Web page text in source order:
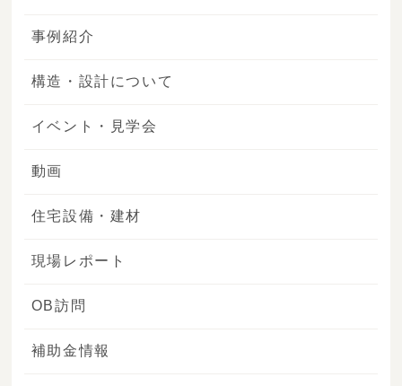
事例紹介
構造・設計について
イベント・見学会
動画
住宅設備・建材
現場レポート
OB訪問
補助金情報